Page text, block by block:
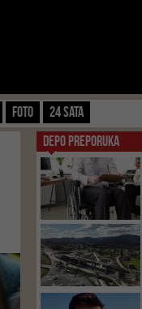
FOTO 24 SATA
DEPO PREPORUKA